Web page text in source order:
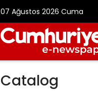
07 Ağustos 2026 Cuma
Catalog